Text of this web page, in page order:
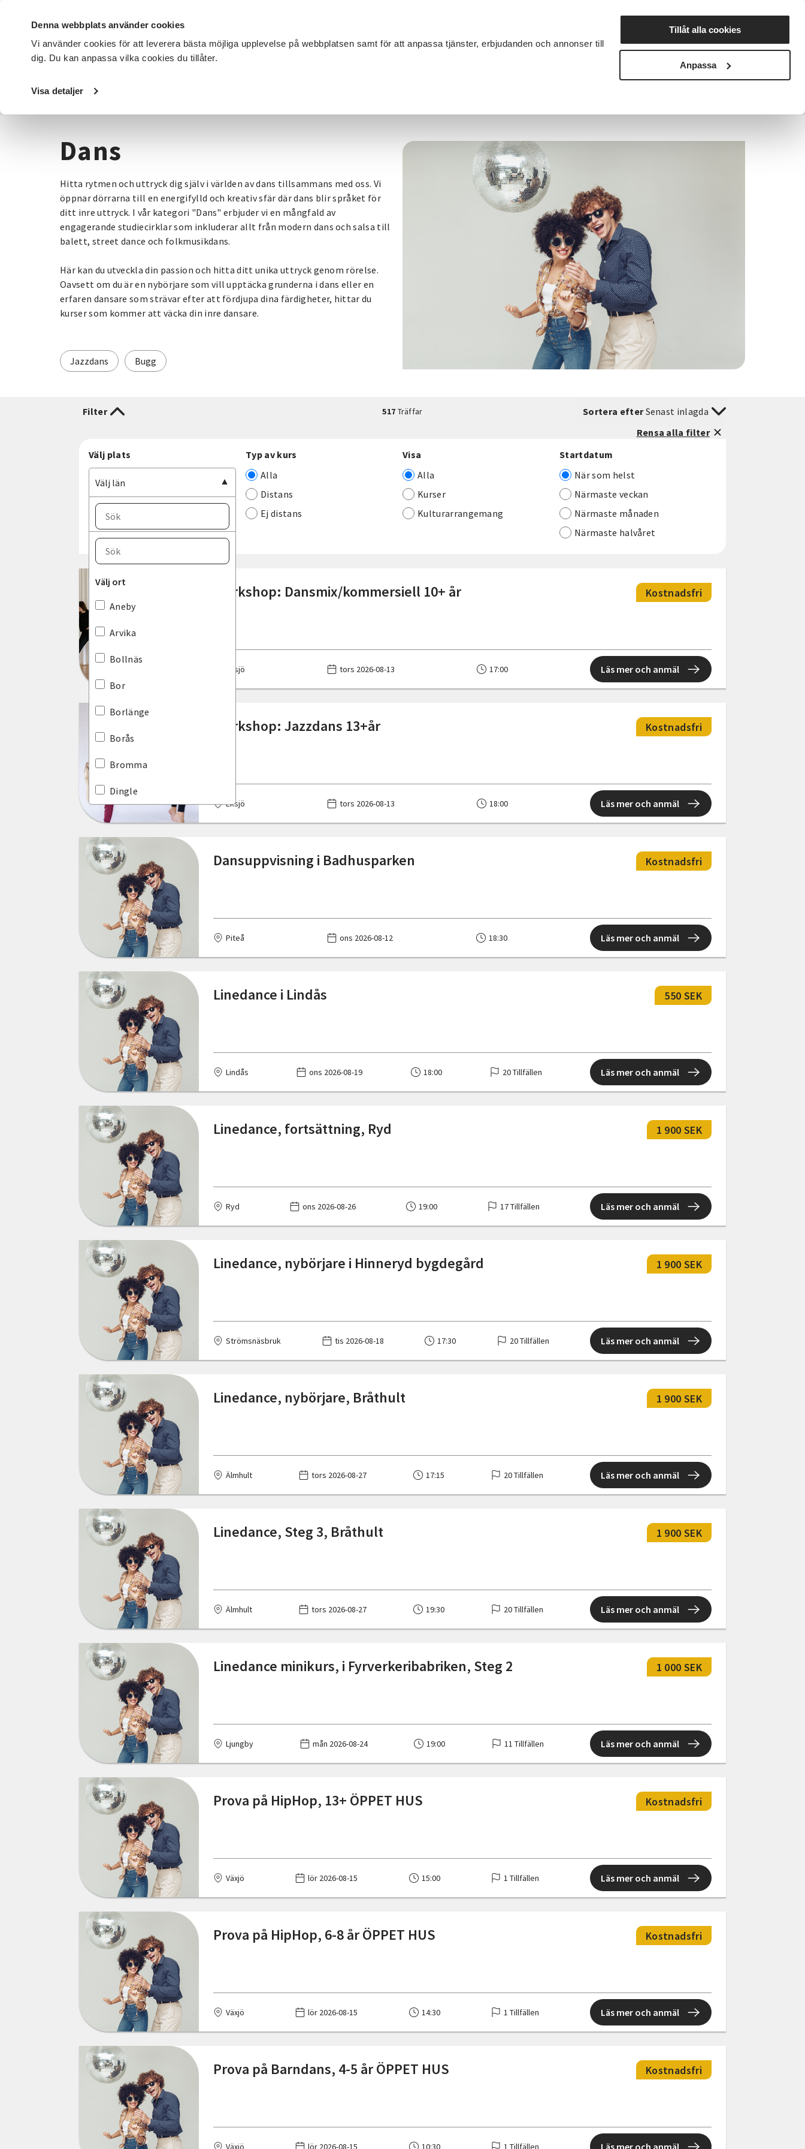
Denna webbplats använder cookies
Vi använder cookies för att leverera bästa möjliga upplevelse på webbplatsen samt för att anpassa tjänster, erbjudanden och annonser till
dig. Du kan anpassa vilka cookies du tillåter.
Visa detaljer
Tillåt alla cookies
Anpassa
DET HÄR GÖR VI FÖR DIG SOM SÖK KURSER OCH EVENEMANG Nyheter Avdelningar
Startsida / Kurser och evenemang
Dans
Hitta rytmen och uttryck dig själv i världen av dans tillsammans med oss. Vi
öppnar dörrarna till en energifylld och kreativ sfär där dans blir språket för
ditt inre uttryck. I vår kategori "Dans" erbjuder vi en mångfald av
engagerande studiecirklar som inkluderar allt från modern dans och salsa till
balett, street dance och folkmusikdans.
Här kan du utveckla din passion och hitta ditt unika uttryck genom rörelse.
Oavsett om du är en nybörjare som vill upptäcka grunderna i dans eller en
erfaren dansare som strävar efter att fördjupa dina färdigheter, hittar du
kurser som kommer att väcka din inre dansare.
Jazzdans Bugg
Filter 517 Träffar Sortera efterSenast inlagda
Rensa alla filter
Välj plats
Välj län
Välj län
Norrbottens län
Skåne län
Stockholms län
Södermanlands län
Uppsala län
Värmlands län
Västernorrlands län
Västmanlands län
Västra Götalands län
Örebro län
Välj ort
Välj ort
Aneby
Arvika
Bollnäs
Bor
Borlänge
Borås
Bromma
Dingle
Ekerö
Eksjö
Ellös
Emmaboda
Eskilstuna
Falkenberg
Gränna
Gustafs
Gävle
Göteborg
Hallsberg
Halmstad
Henån
Huddinge
Hunnebostrand
Jönköping
Kristianstad
Kungsbacka
Kungälv
Lindås
Linköping
Ljungby
Ljungsbro
Lund
Madängsholm
Malmö
Märsta
Nacka
Nybro
Nässjö
Partille
Piteå
Ryd
Rävlanda
Sandviken
Sigtuna
Skarpnäck
Sollentuna
Stockholm
Strömsnäsbruk
Sävsjö
Söderhamn
Söderköping
Tidaholm
Trelleborg
Tvååker
Uddevalla
Umeå
Uppsala
Typ av kurs
Alla
Distans
Ej distans
Visa
Alla
Kurser
Kulturarrangemang
Startdatum
När som helst
Närmaste veckan
Närmaste månaden
Närmaste halvåret
Workshop: Dansmix/kommersiell 10+ år Kostnadsfri
Eksjö tors 2026-08-13 17:00 Läs mer och anmäl
Workshop: Jazzdans 13+år Kostnadsfri
Eksjö tors 2026-08-13 18:00 Läs mer och anmäl
Dansuppvisning i Badhusparken Kostnadsfri
Piteå ons 2026-08-12 18:30 Läs mer och anmäl
Linedance i Lindås 550 SEK
Lindås ons 2026-08-19 18:00 20 Tillfällen Läs mer och anmäl
Linedance, fortsättning, Ryd 1 900 SEK
Ryd ons 2026-08-26 19:00 17 Tillfällen Läs mer och anmäl
Linedance, nybörjare i Hinneryd bygdegård 1 900 SEK
Strömsnäsbruk tis 2026-08-18 17:30 20 Tillfällen Läs mer och anmäl
Linedance, nybörjare, Bråthult 1 900 SEK
Älmhult tors 2026-08-27 17:15 20 Tillfällen Läs mer och anmäl
Linedance, Steg 3, Bråthult 1 900 SEK
Älmhult tors 2026-08-27 19:30 20 Tillfällen Läs mer och anmäl
Linedance minikurs, i Fyrverkeribabriken, Steg 2 1 000 SEK
Ljungby mån 2026-08-24 19:00 11 Tillfällen Läs mer och anmäl
Prova på HipHop, 13+ ÖPPET HUS Kostnadsfri
Växjö lör 2026-08-15 15:00 1 Tillfällen Läs mer och anmäl
Prova på HipHop, 6-8 år ÖPPET HUS Kostnadsfri
Växjö lör 2026-08-15 14:30 1 Tillfällen Läs mer och anmäl
Prova på Barndans, 4-5 år ÖPPET HUS Kostnadsfri